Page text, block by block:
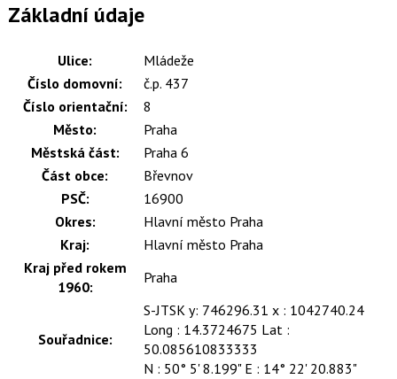
Základní údaje
Ulice:
Mládeže
Číslo domovní:
č.p. 437
Číslo orientační:
8
Město:
Praha
Městská část:
Praha 6
Část obce:
Břevnov
PSČ:
16900
Okres:
Hlavní město Praha
Kraj:
Hlavní město Praha
Kraj před rokem
1960:
Praha
Souřadnice:
S-JTSK y: 746296.31 x : 1042740.24
Long : 14.3724675 Lat :
50.085610833333
N : 50° 5' 8.199" E : 14° 22' 20.883"